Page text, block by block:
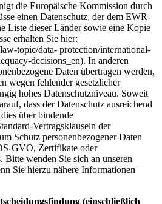
die Europäische Kommission durch
einen Datenschutz, der dem EWR-
Liste dieser Länder sowie eine Kopie
erhalten Sie hier:
topic/data- protection/international-
decisions_en). In anderen
Daten übertragen werden,
wegen fehlender gesetzlicher
hohes Datenschutzniveau. Soweit
dass der Datenschutz ausreichend
über bindende
Vertragsklauseln der
Schutz personenbezogener Daten
GVO, Zertifikate oder
Bitte wenden Sie sich an unseren
Sie hierzu nähere Informationen
(einschließlich